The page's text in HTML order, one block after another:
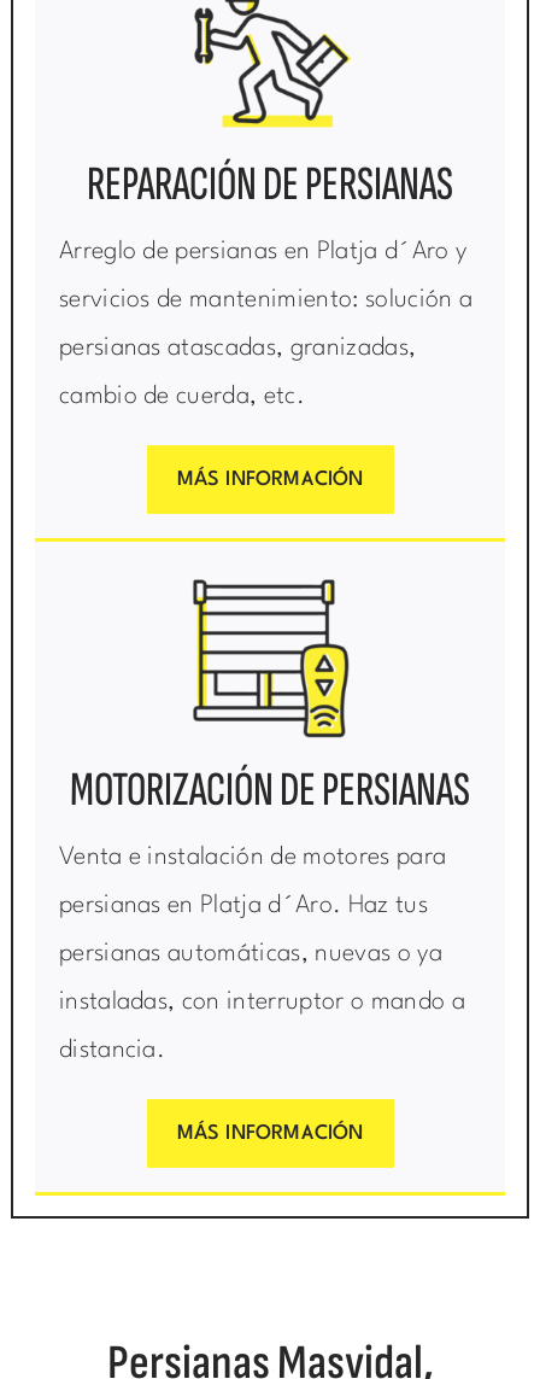
REPARACIÓN DE PERSIANAS
Arreglo de persianas en Platja d´Aro y
servicios de mantenimiento: solución a
persianas atascadas, granizadas,
cambio de cuerda, etc.
MÁS INFORMACIÓN
MOTORIZACIÓN DE PERSIANAS
Venta e instalación de motores para
persianas en Platja d´Aro. Haz tus
persianas automáticas, nuevas o ya
instaladas, con interruptor o mando a
distancia.
MÁS INFORMACIÓN
Persianas Masvidal,